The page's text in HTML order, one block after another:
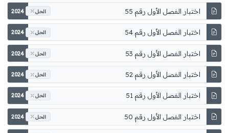
اختبار الفصل الأول رقم 55 2024 الحل
اختبار الفصل الأول رقم 54 2024 الحل
اختبار الفصل الأول رقم 53 2024 الحل
اختبار الفصل الأول رقم 52 2024 الحل
اختبار الفصل الأول رقم 51 2024 الحل
اختبار الفصل الأول رقم 50 2024 الحل